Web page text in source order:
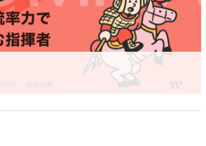
を活用してビジネスの成長と革新を
のもと、
ティングでビジネスに革命を」というビ
。
らず、